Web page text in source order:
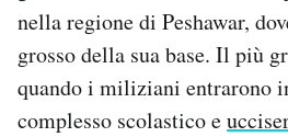
nella regione di Peshawar,
grosso della sua base. Il più
quando i miliziani entrarono
complesso scolastico e